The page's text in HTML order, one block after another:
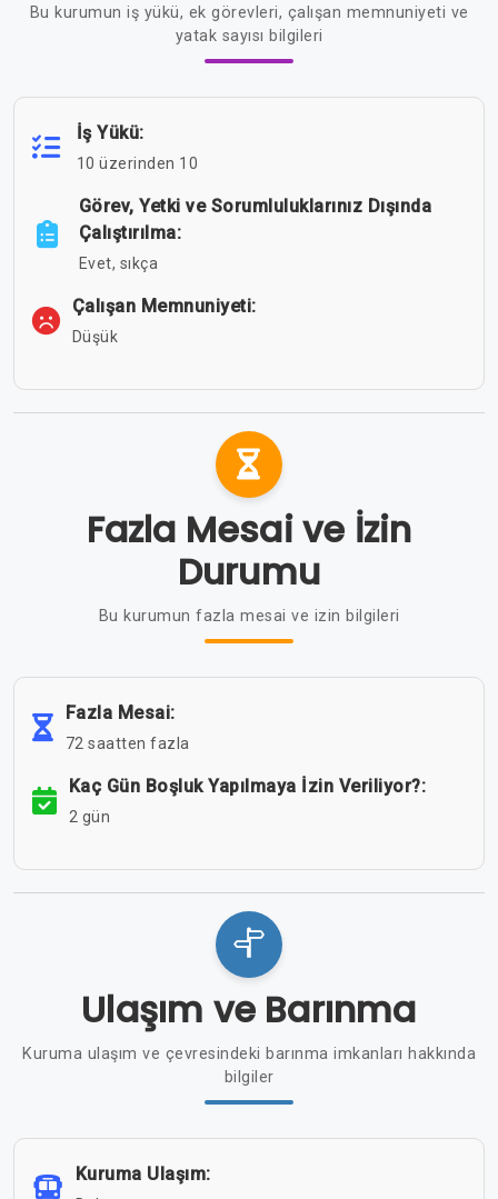
Bu kurumun iş yükü, ek görevleri, çalışan memnuniyeti ve
yatak sayısı bilgileri
İş Yükü:
10 üzerinden 10
Görev, Yetki ve Sorumluluklarınız Dışında
Çalıştırılma:
Evet, sıkça
Çalışan Memnuniyeti:
Düşük
Fazla Mesai ve İzin
Durumu
Bu kurumun fazla mesai ve izin bilgileri
Fazla Mesai:
72 saatten fazla
Kaç Gün Boşluk Yapılmaya İzin Veriliyor?:
2 gün
Ulaşım ve Barınma
Kuruma ulaşım ve çevresindeki barınma imkanları hakkında
bilgiler
Kuruma Ulaşım: